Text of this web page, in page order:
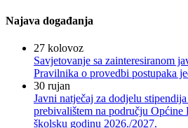
Najava događanja
27 kolovoz
Savjetovanje sa zainteresiranom
Pravilnika o provedbi postupaka
30 rujan
Javni natječaj za dodjelu
prebivalištem na području
školsku godinu 2026./2027.